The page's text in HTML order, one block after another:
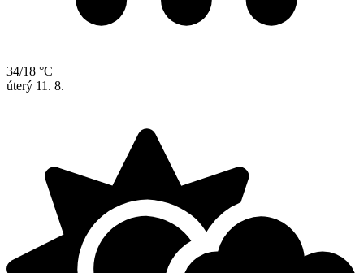
34/18 °C
úterý 11. 8.